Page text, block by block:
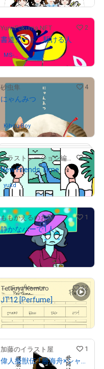
# 1/10
YumiFukuma.NFT 2
書道アート 駆ける人
MS-
popt369
さんが保有中
砂虫隼 4
にゃんみつ
Kihou-Boy さんが保有中
イラストレーション編集部 1
New Friends Time
yukd さんが保有中
ももかえるのお店 1
静かなバーで1人
売出し（初回販売）
Tetsuya Komuro 22
JT12 [Perfume]
500,000
加藤のイラスト屋 1
偉人擬獣伝 「勝海舟×シャチ」